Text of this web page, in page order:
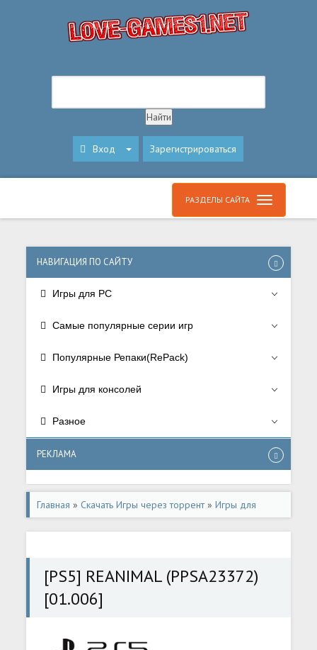
Вход Зарегистрироваться
РАЗДЕЛЫ САЙТА
НАВИГАЦИЯ ПО САЙТУ
Игры для PC
Самые популярные серии игр
Популярные Репаки(RePack)
Игры для консолей
Разное
РЕКЛАМА
Главная » Скачать Игры через торрент»Игры для
консолей»Игры для Playstation 5
[PS5] REANIMAL (PPSA23372)
[01.006]